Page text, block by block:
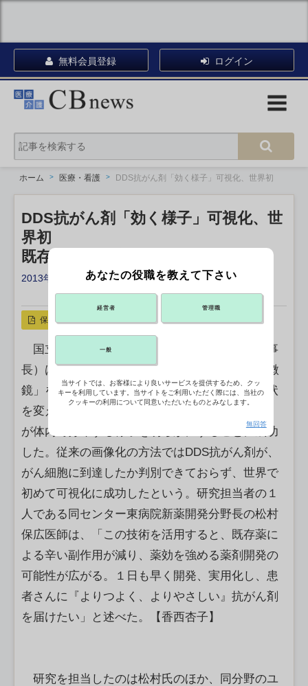
無料会員登録 ログイン
ホーム 医療・看護 DDS抗がん剤「効く様子」可視化、世界初
DDS抗がん剤「効く様子」可視化、世
界初
既存薬も効果増強の可能性
2013年11月18日 21:23
リンクをコピー X ポスト
保存
国立がん研究センター（国がん、堀田知光理事
長）は、従来の約20倍という高精度の「質量顕微
鏡」を使い、薬効を増すために薬剤の形質や性状
を変えた「DDS（薬物伝達システム）抗がん剤」
が体内で分布する様子を明らかにすることに成功
した。従来の画像化の方法ではDDS抗がん剤が、
がん細胞に到達したか判別できておらず、世界で
初めて可視化に成功したという。研究担当者の１
人である同センター東病院新薬開発分野長の松村
保広医師は、「この技術を活用すると、既存薬に
よる辛い副作用が減り、薬効を強める薬剤開発の
可能性が広がる。１日も早く開発、実用化し、患
者さんに『よりつよく、よりやさしい』抗がん剤
を届けたい」と述べた。【香西杏子】
研究を担当したのは松村氏のほか、同分野のユ
あなたの役職を教えて下さい
経営者 管理職
一般
当サイトでは、お客様により良いサービスを提供するため、クッ
キーを利用しています。当サイトをご利用いただく際には、当社の
クッキーの利用について同意いただいたものとみなします。
無回答